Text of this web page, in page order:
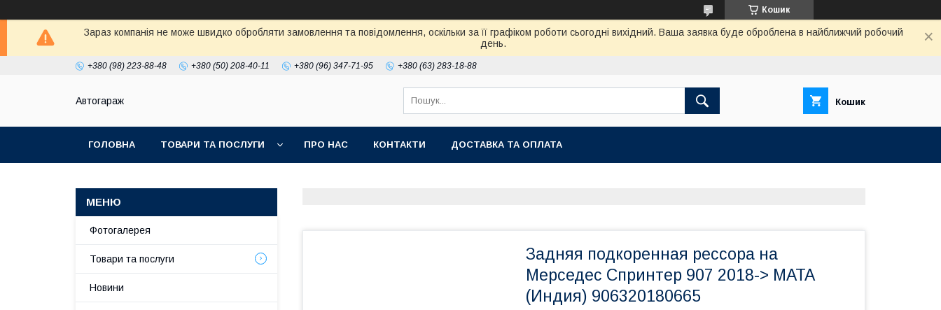
Кошик
Зараз компанія не може швидко обробляти замовлення та повідомлення, оскільки за її графіком роботи сьогодні вихідний. Ваша заявка буде оброблена в найближчий робочий
день.
+380 (98) 223-88-48 +380 (50) 208-40-11 +380 (96) 347-71-95 +380 (63) 283-18-88
Автогараж Кошик
ГОЛОВНА ТОВАРИ ТА ПОСЛУГИ ПРО НАС КОНТАКТИ ДОСТАВКА ТА ОПЛАТА
Задняя подкоренная рессора на
Мерседес Спринтер 907 2018-> MATA
(Индия) 906320180665
Фотогалерея
Товари та послуги
Новини